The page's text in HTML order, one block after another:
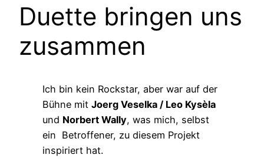
Duette bringen uns
zusammen
Ich bin kein Rockstar, aber war auf der
Bühne mit Joerg Veselka / Leo Kysèla
und Norbert Wally, was mich, selbst
ein Betroffener, zu diesem Projekt
inspiriert hat.